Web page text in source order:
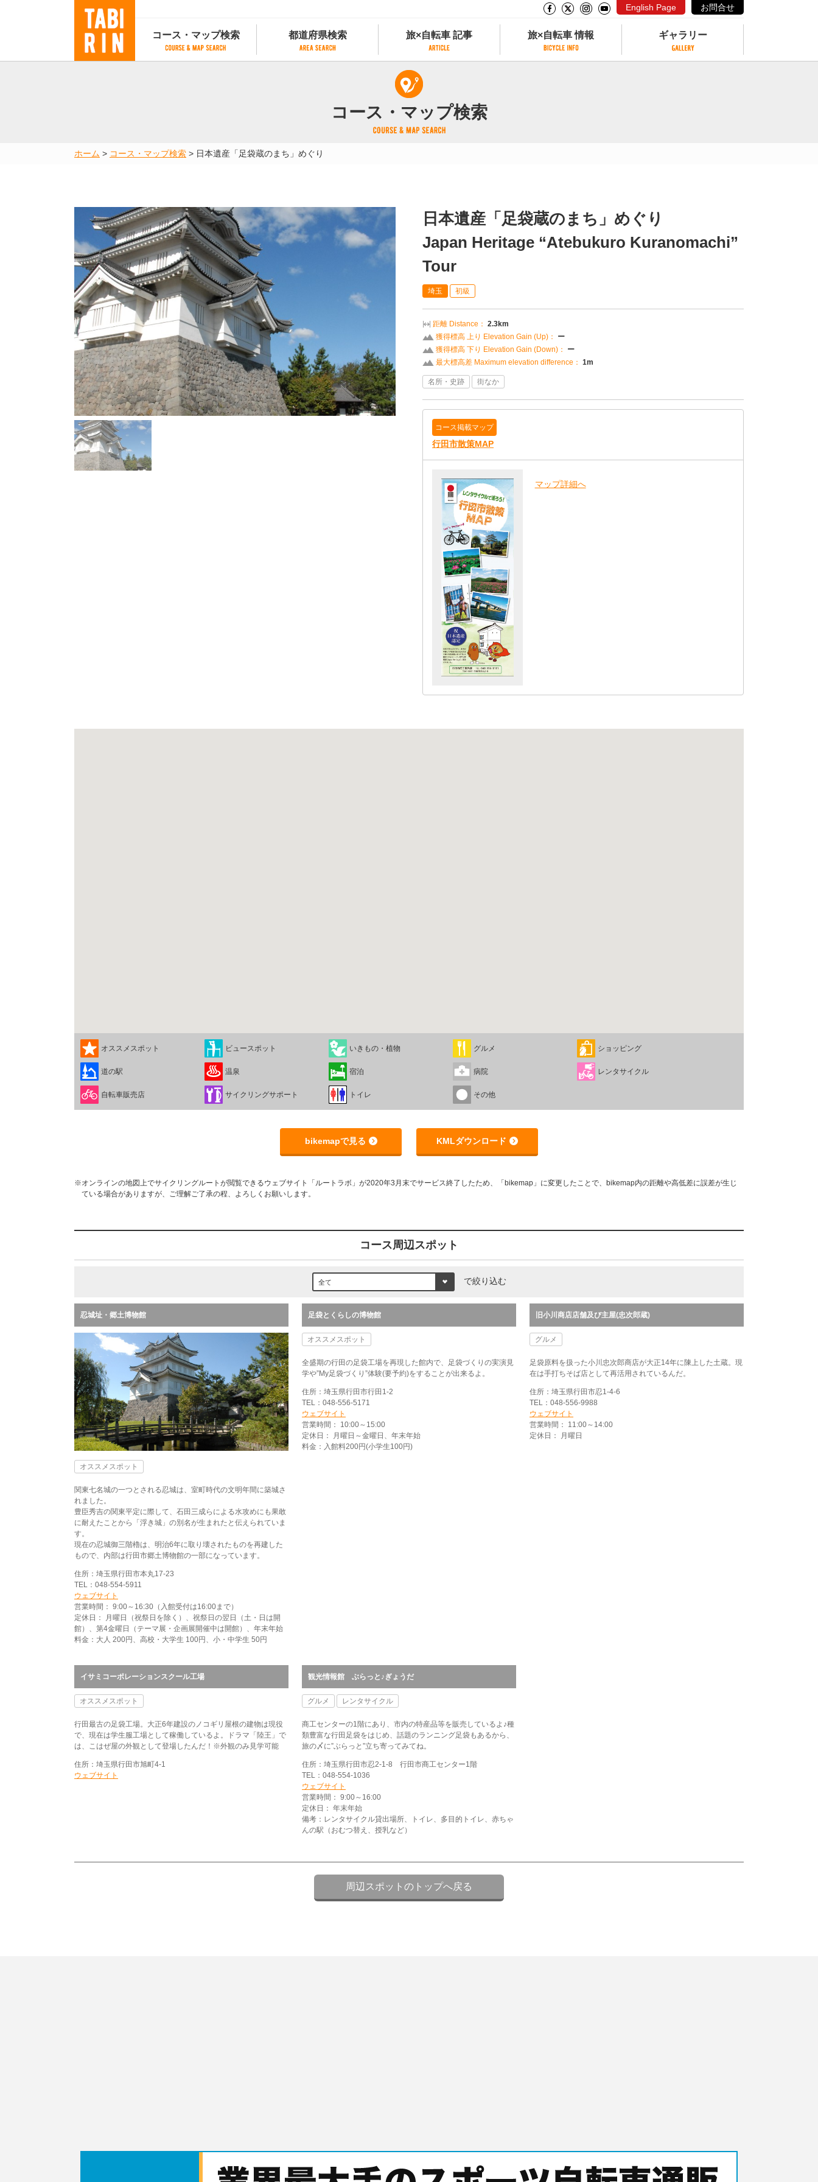
English Page お問合せ
コース・マップ検索
地図から検索
都道府県検索
都道府県別サイクリング情報
旅×自転車 記事
旅×自転車 記事
記事一覧
カテゴリから探す
旅×自転車 情報
サイクリストにやさしい宿
サイクルトレイン
子供用自転車があるレンタサイクル
タンデム自転車があるレンタサイクル
鉄道駅に近いレンタサイクル
レンタサイクルがある道の駅
自転車店
ギャラリー
コース・マップ検索
ホーム > コース・マップ検索 > 日本遺産「足袋蔵のまち」めぐり
日本遺産「足袋蔵のまち」めぐり
Japan Heritage “Atebukuro Kuranomachi”
Tour
埼玉 初級
距離 Distance： 2.3km
獲得標高 上り Elevation Gain (Up)：
ー
獲得標高 下り Elevation Gain (Down)：
ー
最大標高差 Maximum elevation difference： 1m
名所・史跡 街なか
コース掲載マップ
行田市散策MAP
マップ詳細へ
オススメスポット ビュースポット いきもの・植物 グルメ ショッピング
道の駅 温泉 宿泊 病院 レンタサイクル
自転車販売店 サイクリングサポート トイレ その他
bikemapで見る KMLダウンロード
※オンラインの地図上でサイクリングルートが閲覧できるウェブサイト「ルートラボ」が2020年3月末でサービス終了したため、「bikemap」に変更したことで、bikemap内の距離や高低差に誤差が生じ
ている場合がありますが、ご理解ご了承の程、よろしくお願いします。
コース周辺スポット
で絞り込む
忍城址・郷土博物館
オススメスポット
関東七名城の一つとされる忍城は、室町時代の文明年間に築城さ
れました。
豊臣秀吉の関東平定に際して、石田三成らによる水攻めにも果敢
に耐えたことから「浮き城」の別名が生まれたと伝えられていま
す。
現在の忍城御三階櫓は、明治6年に取り壊されたものを再建した
もので、内部は行田市郷土博物館の一部になっています。
住所：埼玉県行田市本丸17-23
TEL：048-554-5911
ウェブサイト
営業時間： 9:00～16:30（入館受付は16:00まで）
定休日： 月曜日（祝祭日を除く）、祝祭日の翌日（土・日は開
館）、第4金曜日（テーマ展・企画展開催中は開館）、年末年始
料金：大人 200円、高校・大学生 100円、小・中学生 50円
足袋とくらしの博物館
オススメスポット
全盛期の行田の足袋工場を再現した館内で、足袋づくりの実演見
学や”My足袋づくり”体験(要予約)をすることが出来るよ。
住所：埼玉県行田市行田1-2
TEL：048-556-5171
ウェブサイト
営業時間： 10:00～15:00
定休日： 月曜日～金曜日、年末年始
料金：入館料200円(小学生100円)
旧小川商店店舗及び主屋(忠次郎蔵)
グルメ
足袋原料を扱った小川忠次郎商店が大正14年に陳上した土蔵。現
在は手打ちそば店として再活用されているんだ。
住所：埼玉県行田市忍1-4-6
TEL：048-556-9988
ウェブサイト
営業時間： 11:00～14:00
定休日： 月曜日
イサミコーポレーションスクール工場
オススメスポット
行田最古の足袋工場。大正6年建設のノコギリ屋根の建物は現役
で、現在は学生服工場として稼働しているよ。ドラマ「陸王」で
は、こはぜ屋の外観として登場したんだ！※外観のみ見学可能
住所：埼玉県行田市旭町4-1
ウェブサイト
観光情報館 ぶらっと♪ぎょうだ
グルメ レンタサイクル
商工センターの1階にあり、市内の特産品等を販売しているよ♪種
類豊富な行田足袋をはじめ、話題のランニング足袋もあるから、
旅の〆に”ぶらっと”立ち寄ってみてね。
住所：埼玉県行田市忍2-1-8 行田市商工センター1階
TEL：048-554-1036
ウェブサイト
営業時間： 9:00～16:00
定休日： 年末年始
備考：レンタサイクル貸出場所、トイレ、多目的トイレ、赤ちゃ
んの駅（おむつ替え、授乳など）
周辺スポットのトップへ戻る